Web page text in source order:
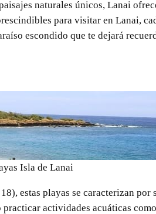
naturales únicos, Lanai
para visitar en Lanai,
escondido que te dejará
Isla de Lanai
estas playas se caracterizan por
actividades acuáticas